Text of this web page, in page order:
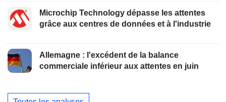
Microchip Technology dépasse les attentes
grâce aux centres de données et à l'industrie
Allemagne : l'excédent de la balance
commerciale inférieur aux attentes en juin